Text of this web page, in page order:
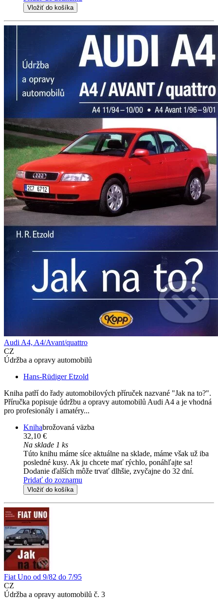
Vložiť do košíka
Audi A4, A4/Avant/quattro
CZ
Údržba a opravy automobilů
Hans-Rüdiger Etzold
Kniha patří do řady automobilových příruček nazvané "Jak na to?".
Příručka popisuje údržbu a opravy automobilů Audi A4 a je vhodná
pro profesionály i amatéry...
Knihabrožovaná väzba
32,10 €
Na sklade 1 ks
Túto knihu máme síce aktuálne na sklade, máme však už iba
posledné kusy. Ak ju chcete mať rýchlo, ponáhľajte sa!
Dodanie ďalších môže trvať dlhšie, zvyčajne do 32 dní.
Pridať do zoznamu
Vložiť do košíka
Fiat Uno od 9/82 do 7/95
CZ
Údržba a opravy automobilů č. 3